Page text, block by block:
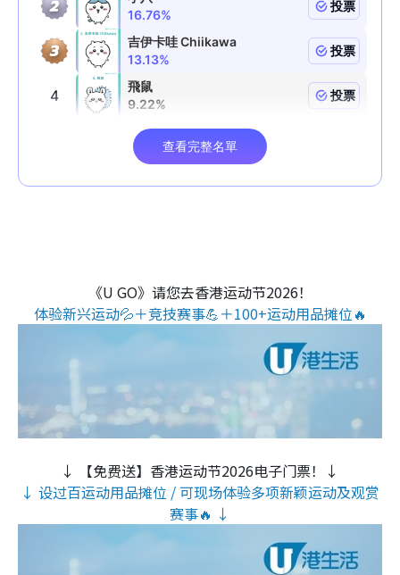
《U GO》请您去香港运动节2026！
体验新兴运动💦＋竞技赛事💪＋100+运动用品摊位🔥
↓ 【免费送】香港运动节2026电子门票！↓
↓ 设过百运动用品摊位 / 可现场体验多项新颖运动及观赏
赛事🔥 ↓